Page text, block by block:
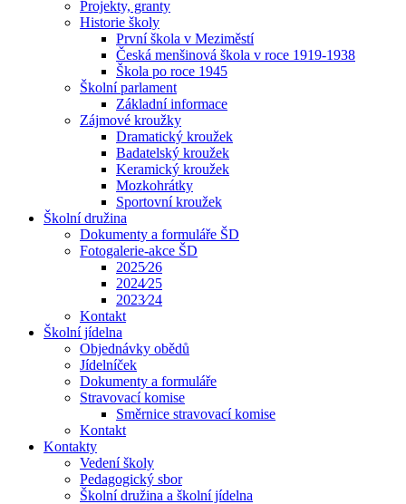
Projekty, granty
Historie školy
První škola v Meziměstí
Česká menšinová škola v roce 1919-1938
Škola po roce 1945
Školní parlament
Základní informace
Zájmové kroužky
Dramatický kroužek
Badatelský kroužek
Keramický kroužek
Mozkohrátky
Sportovní kroužek
Školní družina
Dokumenty a formuláře ŠD
Fotogalerie-akce ŠD
2025⁄26
2024⁄25
2023⁄24
Kontakt
Školní jídelna
Objednávky obědů
Jídelníček
Dokumenty a formuláře
Stravovací komise
Směrnice stravovací komise
Kontakt
Kontakty
Vedení školy
Pedagogický sbor
Školní družina a školní jídelna